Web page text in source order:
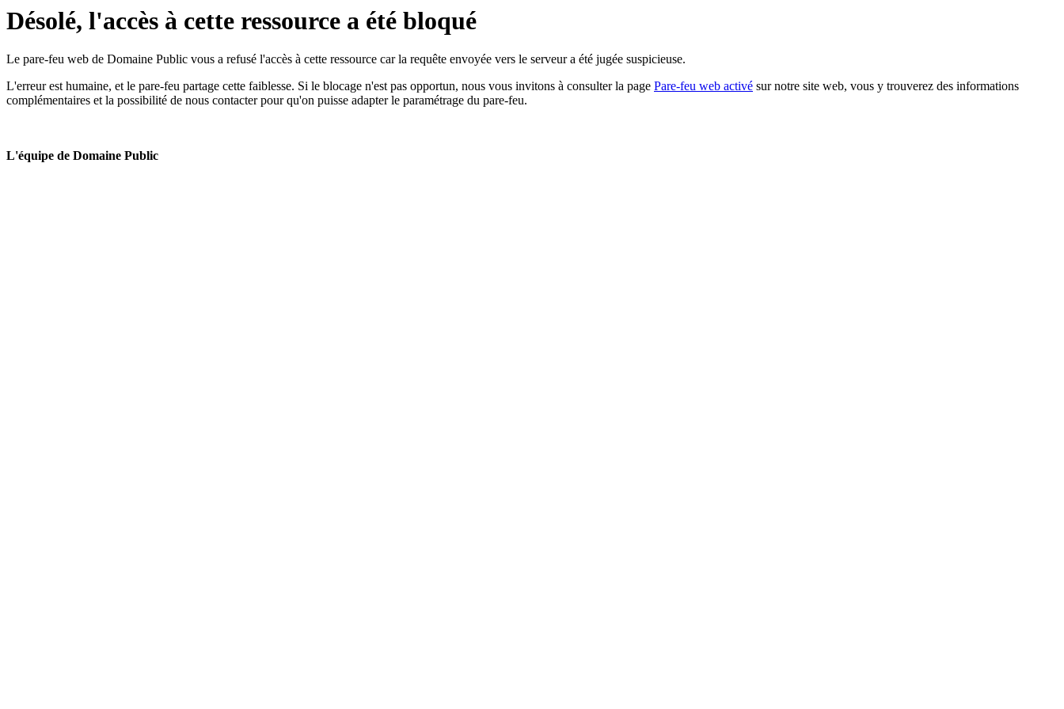
Désolé, l'accès à cette ressource a été bloqué
Le pare-feu web de Domaine Public vous a refusé l'accès à cette ressource car la requête envoyée vers le serveur a été jugée suspicieuse.
L'erreur est humaine, et le pare-feu partage cette faiblesse. Si le blocage n'est pas opportun, nous vous invitons à consulter la page Pare-feu web activé sur notre site web, vous y trouverez des informations
complémentaires et la possibilité de nous contacter pour qu'on puisse adapter le paramétrage du pare-feu.
L'équipe de Domaine Public